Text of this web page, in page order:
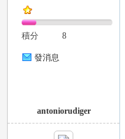
積分 8
發消息
antoniorudiger